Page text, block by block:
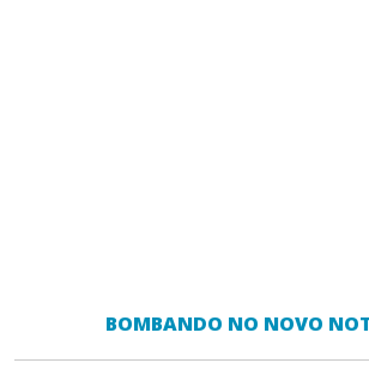
BOMBANDO NO NOVO